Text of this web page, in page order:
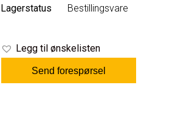
Lagerstatus Bestillingsvare
Legg til ønskelisten
Send forespørsel